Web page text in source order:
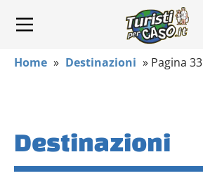
Home » Destinazioni » Pagina 33
Destinazioni